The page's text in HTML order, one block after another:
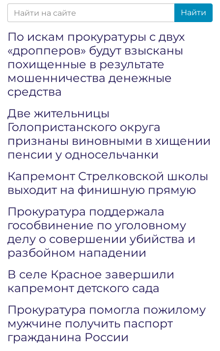
Найти
По искам прокуратуры с двух
«дропперов» будут взысканы
похищенные в результате
мошенничества денежные
средства
Две жительницы
Голопристанского округа
признаны виновными в хищении
пенсии у односельчанки
Капремонт Стрелковской школы
выходит на финишную прямую
Прокуратура поддержала
гособвинение по уголовному
делу о совершении убийства и
разбойном нападении
В селе Красное завершили
капремонт детского сада
Прокуратура помогла пожилому
мужчине получить паспорт
гражданина России